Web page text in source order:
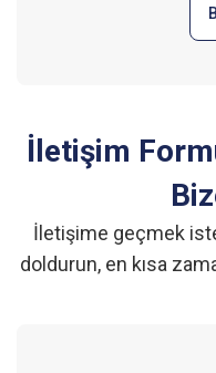
İletişim
İletişime geçmek
doldurun, en kısa